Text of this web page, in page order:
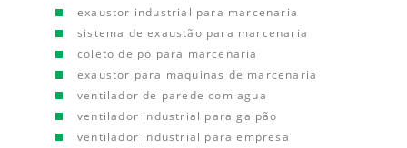
exaustor industrial para marcenaria
sistema de exaustão para marcenaria
coleto de po para marcenaria
exaustor para maquinas de marcenaria
ventilador de parede com agua
ventilador industrial para galpão
ventilador industrial para empresa